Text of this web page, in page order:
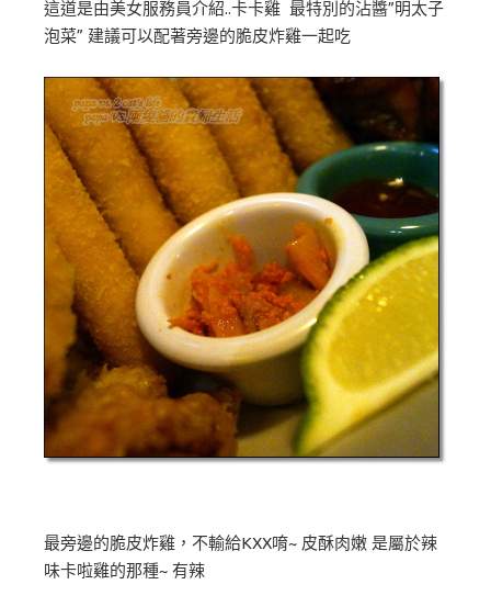
這道是由美女服務員介紹..卡卡雞 最特別的沾醬”明太子
泡菜” 建議可以配著旁邊的脆皮炸雞一起吃
最旁邊的脆皮炸雞，不輸給KXX唷~ 皮酥肉嫩 是屬於辣
味卡啦雞的那種~ 有辣